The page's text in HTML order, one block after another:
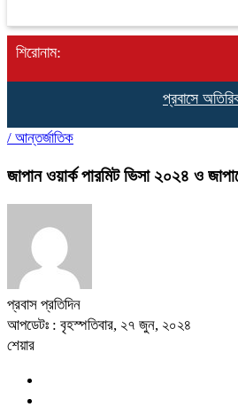
শিরোনাম:
প্রবাসে
/ আন্তর্জাতিক
জাপান ওয়ার্ক পারমিট ভিসা ২০২৪ ও
প্রবাস প্রতিদিন
আপডেটঃ : বৃহস্পতিবার, ২৭ জুন, ২০২৪
শেয়ার